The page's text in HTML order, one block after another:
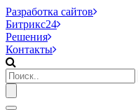
Разработка сайтов
Битрикс24
Решения
Контакты